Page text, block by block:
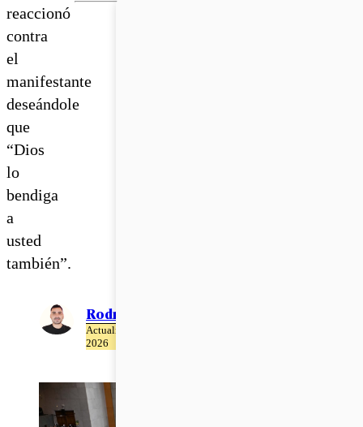
reaccionó
contra
el
manifestante
deseándole
que
“Dios
lo
bendiga
a
usted
también”.
Rodrigo León
Actualizado el 02 de Julio del
2026